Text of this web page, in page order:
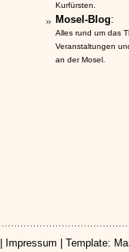
Kurfürsten.
Mosel-Blog:
Alles rund um das
Veranstaltungen
an der Mosel.
Impressum | Template: